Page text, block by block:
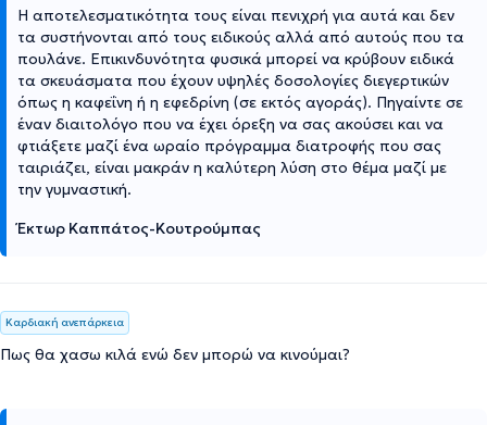
Η αποτελεσματικότητα τους είναι πενιχρή για αυτά και δεν
τα συστήνονται από τους ειδικούς αλλά από αυτούς που τα
πουλάνε. Επικινδυνότητα φυσικά μπορεί να κρύβουν ειδικά
τα σκευάσματα που έχουν υψηλές δοσολογίες διεγερτικών
όπως η καφεΐνη ή η εφεδρίνη (σε εκτός αγοράς). Πηγαίντε σε
έναν διαιτολόγο που να έχει όρεξη να σας ακούσει και να
φτιάξετε μαζί ένα ωραίο πρόγραμμα διατροφής που σας
ταιριάζει, είναι μακράν η καλύτερη λύση στο θέμα μαζί με
την γυμναστική.
Έκτωρ Καππάτος-Κουτρούμπας
Καρδιακή ανεπάρκεια
Πως θα χασω κιλά ενώ δεν μπορώ να κινούμαι?